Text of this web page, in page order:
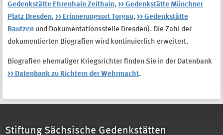
Gedenkstätte Ehrenhain Zeithain, >> Gedenkstätte Münchner
Platz Dresden, >> Erinnerungsort Torgau, >> Gedenkstätte
Bautzen und Dokumentationsstelle Dresden). Die Zahl der
dokumentierten Biografien wird kontinuierlich erweitert.
Biografien ehemaliger Kriegsrichter finden Sie in der Datenbank
>> Datenbank zu Richtern der Wehrmacht.
Stiftung Sächsische Gedenkstätten